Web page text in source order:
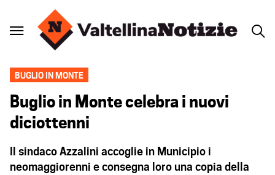
BUGLIO IN MONTE
Buglio in Monte celebra i nuovi
diciottenni
Il sindaco Azzalini accoglie in Municipio i
neomaggiorenni e consegna loro una copia della